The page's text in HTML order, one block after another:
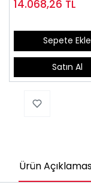
14.068,26 TL
Sepete Ekle
Satın Al
Ürün